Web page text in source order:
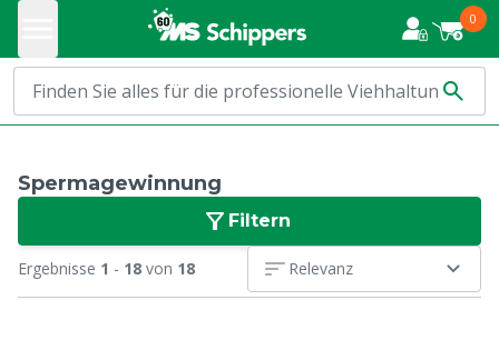
0
Spermagewinnung
Filtern
Ergebnisse 1 - 18 von 18 Relevanz